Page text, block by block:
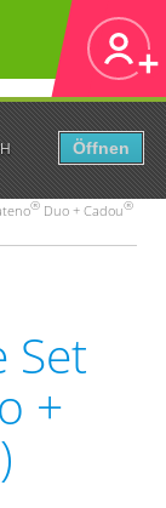
Öffnen
® Duo + Cadou®
Set
+